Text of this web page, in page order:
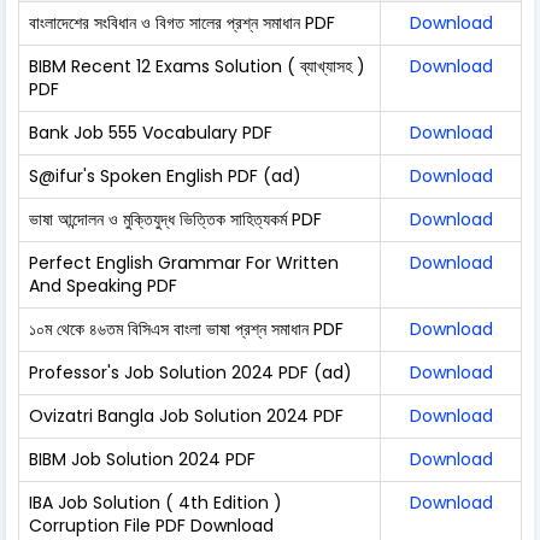
বাংলাদেশের সংবিধান ও বিগত সালের প্রশ্ন সমাধান PDF
Download
BIBM Recent 12 Exams Solution ( ব্যাখ্যাসহ )
PDF
Download
Bank Job 555 Vocabulary PDF
Download
S@ifur's Spoken English PDF (ad)
Download
ভাষা আন্দোলন ও মুক্তিযুদ্ধ ভিত্তিক সাহিত্যকর্ম PDF
Download
Perfect English Grammar For Written
And Speaking PDF
Download
১০ম থেকে ৪৬তম বিসিএস বাংলা ভাষা প্রশ্ন সমাধান PDF
Download
Professor's Job Solution 2024 PDF (ad)
Download
Ovizatri Bangla Job Solution 2024 PDF
Download
BIBM Job Solution 2024 PDF
Download
IBA Job Solution ( 4th Edition )
Corruption File PDF Download
Download